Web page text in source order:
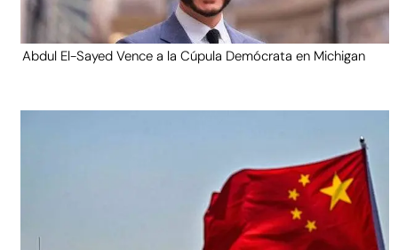
Abdul El-Sayed Vence a la Cúpula Demócrata en Michigan